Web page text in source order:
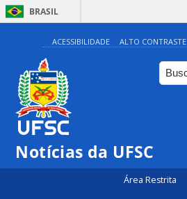
BRASIL
ACESSIBILIDADE ALTO CONTRASTE
Notícias da UFSC
Área Restrita